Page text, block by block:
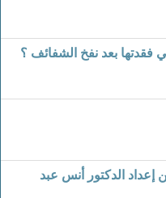
فقدتها بعد نفخ الشفائف ؟
إعداد الدكتور أنس عبد